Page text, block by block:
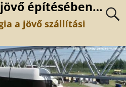
építésében…
a jövő szállítási